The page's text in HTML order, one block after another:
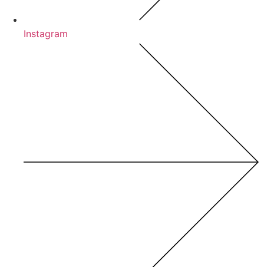
Instagram